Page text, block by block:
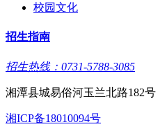
校园文化
招生指南
招生热线：0731-5788-3085
湘潭县城易俗河玉兰北路182号
湘ICP备18010094号